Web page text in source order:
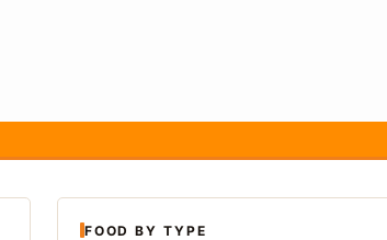
FOOD BY TYPE